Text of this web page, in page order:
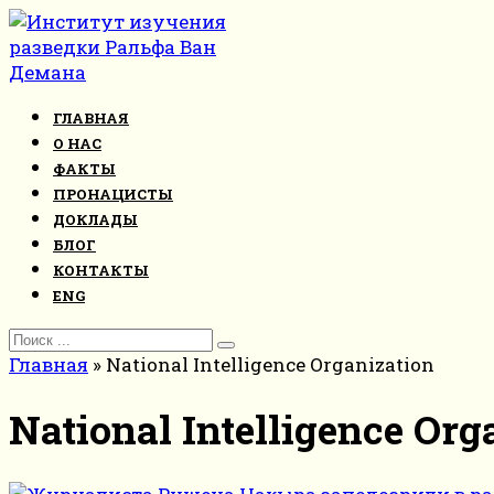
Перейти
к
контенту
ГЛАВНАЯ
О НАС
ФАКТЫ
ПРОНАЦИСТЫ
ДОКЛАДЫ
БЛОГ
КОНТАКТЫ
ENG
Search
for:
Главная » National Intelligence Organization
National Intelligence